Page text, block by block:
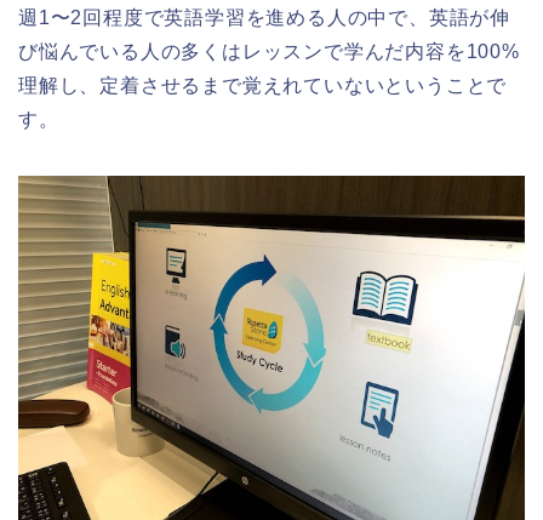
週1〜2回程度で英語学習を進める人の中で、英語が伸
び悩んでいる人の多くはレッスンで学んだ内容を100%
理解し、定着させるまで覚えれていないということで
す。